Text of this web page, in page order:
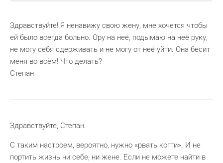
Здравствуйте! Я ненавижу свою жену, мне хочется чтобы
ей было всегда больно. Ору на неё, подымаю на неё руку,
не могу себя сдерживать и не могу от неё уйти. Она бесит
меня во всём! Что делать?
Степан
Здравствуйте, Степан.
С таким настроем, вероятно, нужно «рвать когти». И не
портить жизнь ни себе, ни жене. Если не можете найти в